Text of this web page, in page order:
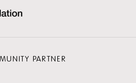
PARTNER